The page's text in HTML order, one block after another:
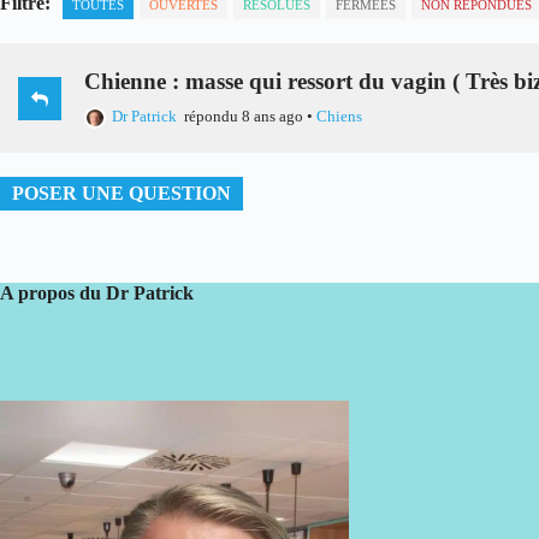
TOUTES OUVERTES RÉSOLUES FERMÉES NON RÉPONDUES
Chienne : masse qui ressort du vagin ( Très
Dr Patrick répondu 8 ans ago • Chiens
POSER UNE QUESTION
A propos du Dr Patrick